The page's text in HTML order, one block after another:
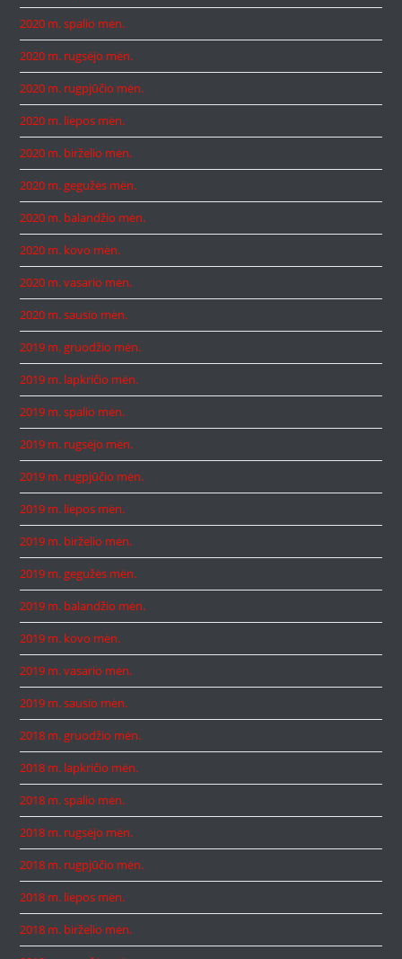
2020 m. spalio mėn.
2020 m. rugsėjo mėn.
2020 m. rugpjūčio mėn.
2020 m. liepos mėn.
2020 m. birželio mėn.
2020 m. gegužės mėn.
2020 m. balandžio mėn.
2020 m. kovo mėn.
2020 m. vasario mėn.
2020 m. sausio mėn.
2019 m. gruodžio mėn.
2019 m. lapkričio mėn.
2019 m. spalio mėn.
2019 m. rugsėjo mėn.
2019 m. rugpjūčio mėn.
2019 m. liepos mėn.
2019 m. birželio mėn.
2019 m. gegužės mėn.
2019 m. balandžio mėn.
2019 m. kovo mėn.
2019 m. vasario mėn.
2019 m. sausio mėn.
2018 m. gruodžio mėn.
2018 m. lapkričio mėn.
2018 m. spalio mėn.
2018 m. rugsėjo mėn.
2018 m. rugpjūčio mėn.
2018 m. liepos mėn.
2018 m. birželio mėn.